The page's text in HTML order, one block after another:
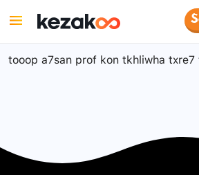
tooop a7san prof kon tkhliwha txre7